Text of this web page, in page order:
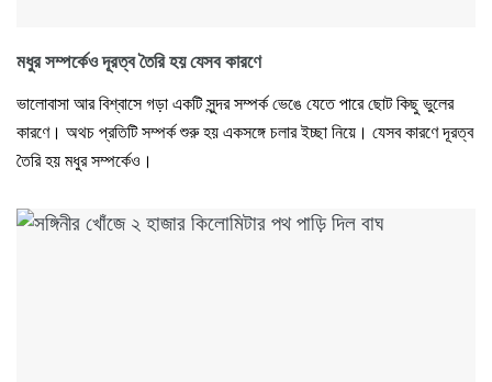
মধুর সম্পর্কেও দূরত্ব তৈরি হয় যেসব কারণে
ভালোবাসা আর বিশ্বাসে গড়া একটি সুন্দর সম্পর্ক ভেঙে যেতে পারে ছোট কিছু ভুলের
কারণে। অথচ প্রতিটি সম্পর্ক শুরু হয় একসঙ্গে চলার ইচ্ছা নিয়ে। যেসব কারণে দূরত্ব
তৈরি হয় মধুর সম্পর্কেও।